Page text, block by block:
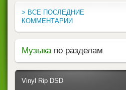
> ВСЕ ПОСЛЕДНИЕ
КОММЕНТАРИИ
Музыка по разделам
Vinyl Rip DSD